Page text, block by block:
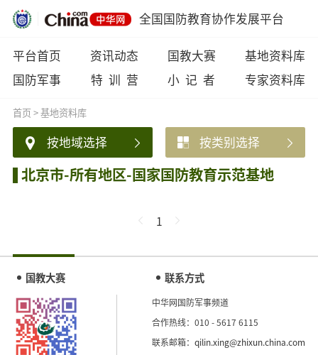
全国国防教育协作发展平台
平台首页 资讯动态 国教大赛
基地资料库
国防军事
特 训 营 小 记 者 专家资料库
首页>基地资料库
按地域选择 按类别选择
北京市-所有地区-国家国防教育示范基地
1
国教大赛 联系方式
中华网国防军事频道
合作热线：010 - 5617 6115
联系邮箱：qilin.xing@zhixun.china.com